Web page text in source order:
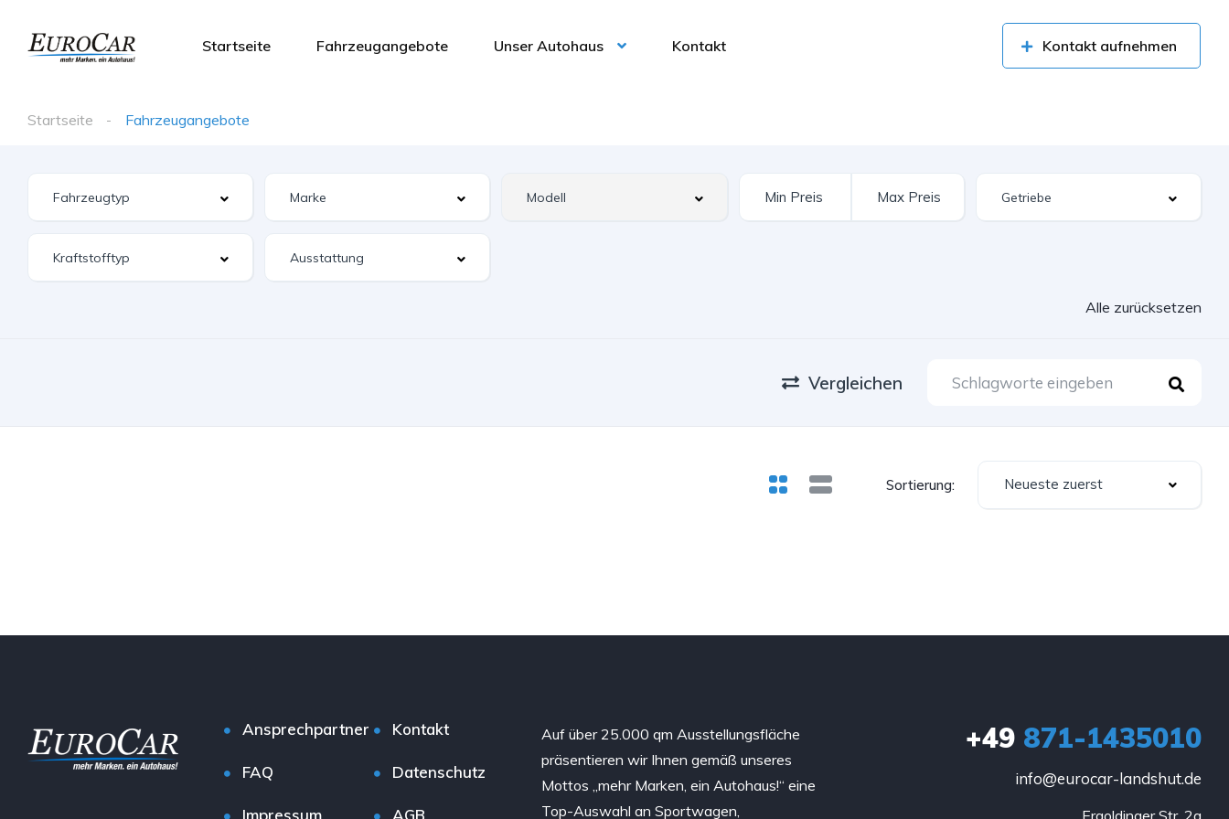
Startseite Fahrzeugangebote Unser Autohaus Kontakt Kontakt aufnehmen
Startseite Fahrzeugangebote
Alle zurücksetzen
Vergleichen
Sortierung: Neueste zuerst
Ansprechpartner Kontakt
FAQ Datenschutz
Impressum AGB
Auf über 25.000 qm Ausstellungsfläche
präsentieren wir Ihnen gemäß unseres
Mottos „mehr Marken, ein Autohaus!“ eine
Top-Auswahl an Sportwagen,
+49871-1435010
info@eurocar-landshut.de
Ergoldinger Str. 2a